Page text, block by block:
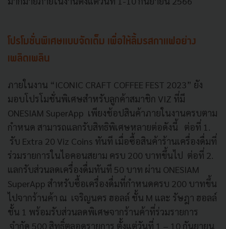
โปรโมชั่นพิเศษแบบจัดเต็ม เพื่อให้ลิ้มรสกาแฟอย่าง
เพลิดเพลิน
ภายในงาน “ICONIC CRAFT COFFEE FEST 2023” ยัง
มอบโปรโมชั่นพิเศษสำหรับลูกค้าสมาชิก VIZ ที่มี
ONESIAM SuperApp เพียงช้อปสินค้าภายในงานครบตาม
กำหนด สามารถแลกรับสิทธิพิเศษหลายต่อดังนี้ ต่อที่ 1.
รับ Extra 20 Viz Coins ทันที เมื่อซื้อสินค้าร้านเครื่องดื่มที่
ร่วมรายการในไอคอนสยาม ครบ 200 บาทขึ้นไป ต่อที่ 2.
แลกรับส่วนลดเครื่องดื่มทันที 50 บาท ผ่าน ONESIAM
SuperApp สำหรับซื้อเครื่องดื่มที่กำหนดครบ 200 บาทขึ้น
ไปจากร้านค้า ณ เจริญนคร ฮอลล์ ชั้น M และ รัษฎา ฮอลล์
ชั้น 1 พร้อมรับส่วนลดพิเศษจากร้านค้าที่ร่วมรายการ
จำกัด 500 สิทธิ์ตลอดรายการ ตั้งแต่วันที่ 1 – 10 กันยายน